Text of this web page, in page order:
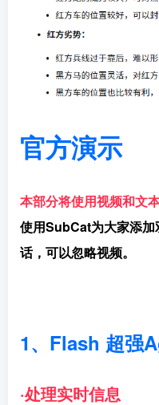
官方演示
本部分将使用视频和文
使用SubCat为大家添
话，可以忽略视频。
1、Flash 超强
·处理实时信息